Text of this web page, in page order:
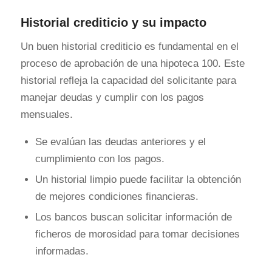
Historial crediticio y su impacto
Un buen historial crediticio es fundamental en el
proceso de aprobación de una hipoteca 100. Este
historial refleja la capacidad del solicitante para
manejar deudas y cumplir con los pagos
mensuales.
Se evalúan las deudas anteriores y el
cumplimiento con los pagos.
Un historial limpio puede facilitar la obtención
de mejores condiciones financieras.
Los bancos buscan solicitar información de
ficheros de morosidad para tomar decisiones
informadas.